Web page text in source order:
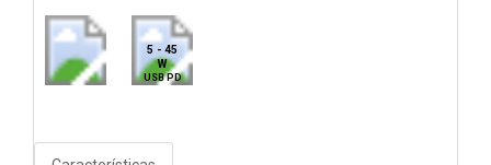
5 - 45
W
USB PD